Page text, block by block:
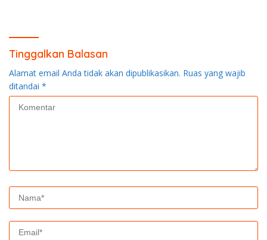
Tinggalkan Balasan
Alamat email Anda tidak akan dipublikasikan. Ruas yang wajib
ditandai *